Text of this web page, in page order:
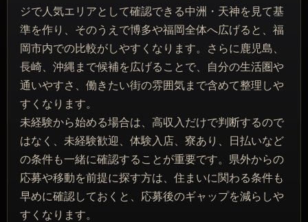
ジで人気エリアとして確認できる中洲・天神を見て基
準を作り、そのうえで博多や福岡全体へ広げると、福
岡市内での比較がしやすくなります。さらに鹿児島、
長崎、沖縄まで候補を広げることで、自分の生活圏や
通いやすさ、働きたい街の雰囲気まで含めて整理しや
すくなります。
未経験から始める場合は、高収入だけで判断するので
はなく、未経験歓迎、体験入店、寮あり、日払いなど
の条件も一緒に確認することが重要です。県外からの
応募や移動を前提に探す方は、住まいに関わる条件も
早めに確認しておくと、応募後のギャップを減らしや
すくなります。